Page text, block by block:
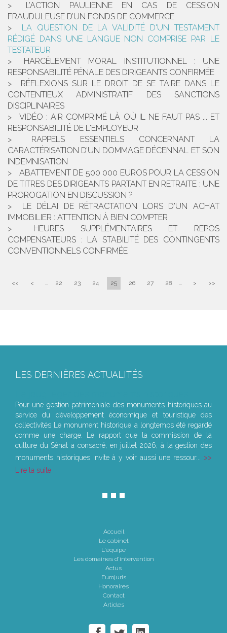
L’ACTION PAULIENNE EN CAS DE CESSION
FRAUDULEUSE D’UN FONDS DE COMMERCE
LA QUESTION DE LA VALIDITÉ D'UN TESTAMENT
RÉDIGÉ DANS UNE LANGUE NON COMPRISE PAR LE
TESTATEUR
HARCÈLEMENT MORAL INSTITUTIONNEL : UNE
RESPONSABILITÉ PÉNALE DES DIRIGEANTS CONFIRMÉE
RÉFLEXIONS SUR LE DROIT DE SE TAIRE DANS LE
CONTENTIEUX ADMINISTRATIF DES SANCTIONS
DISCIPLINAIRES
VIDÉO : AIR COMPRIMÉ LÀ OÙ IL NE FAUT PAS ... ET
RESPONSABILITÉ DE L'EMPLOYEUR
RAPPELS ESSENTIELS CONCERNANT LA
CARACTÉRISATION D’UN DOMMAGE DÉCENNAL ET SON
INDEMNISATION
ABATTEMENT DE 500 000 EUROS POUR LA CESSION
DE TITRES DES DIRIGEANTS PARTANT EN RETRAITE : UNE
PROROGATION EN DISCUSSION ?
LE DÉLAI DE RÉTRACTATION LORS D'UN ACHAT
IMMOBILIER : ATTENTION À BIEN COMPTER
HEURES SUPPLÉMENTAIRES ET REPOS
COMPENSATEURS : LA STABILITÉ DES CONTINGENTS
CONVENTIONNELS CONFIRMÉE
<< < ... 22 23 24 25 26 27 28 ... > >>
LES DERNIÈRES ACTUALITÉS
Pour une gestion patrimoniale des monuments historiques au
service du développement économique et touristique des
collectivités Le monument historique a longtemps été regardé
comme une charge. Le rapport que la commission de la
culture du Sénat a consacré, en juillet 2026, à la gestion des
monuments historiques invite à y voir aussi une ressour...
Lire la suite
Accueil
Le cabinet
L'équipe
Les domaines d'intervention
Actus
Eurojuris
Honoraires
Contact
Articles